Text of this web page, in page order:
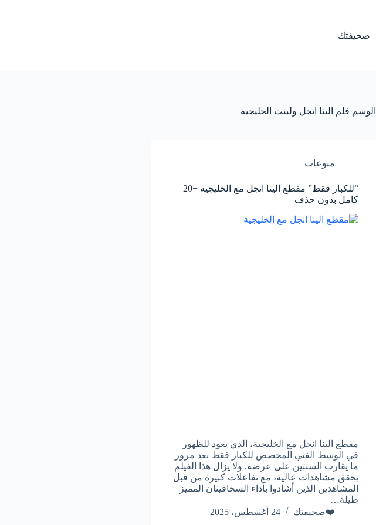
صحيفتك
الوسم فلم الينا انجل ولبنت الخليجيه
منوعات
“للكبار فقط” مقطع الينا انجل مع الخليجية +20
كامل بدون حذف
مقطع الينا انجل مع الخليجية، الذي يعود للظهور
في الوسط الفني المخصص للكبار فقط بعد مرور
ما يقارب السنتين على عرضه. ولا يزال هذا الفيلم
يحقق مشاهدات عالية، مع تفاعلات كبيرة من قبل
المشاهدين الذين أشادوا بأداء السحاقيتان المميز
طيلة…
❤️صحيفتك
24 أغسطس، 2025